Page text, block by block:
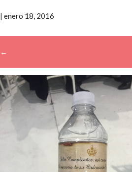
| enero 18, 2016
←
→